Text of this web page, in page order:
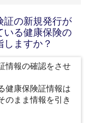
証の新規発行が
いる健康保険の
ますか？
情報の確認をさせ
健康保険証情報は
のまま情報を引き